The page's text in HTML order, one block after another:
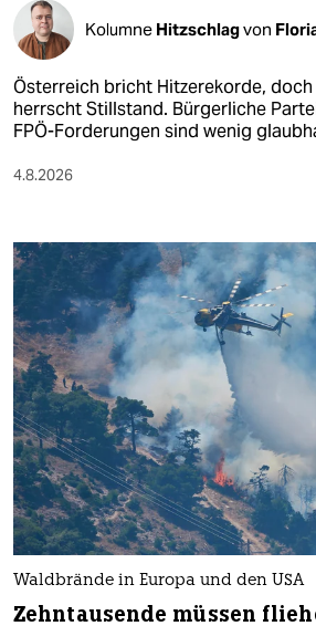
Kolumne Hitzschlagvon
Österreich bricht Hitzerekorde,
herrscht Stillstand. Bürgerliche
FPÖ-Forderungen sind wenig
4.8.2026
Waldbrände in Europa und den USA
Zehntausende müssen